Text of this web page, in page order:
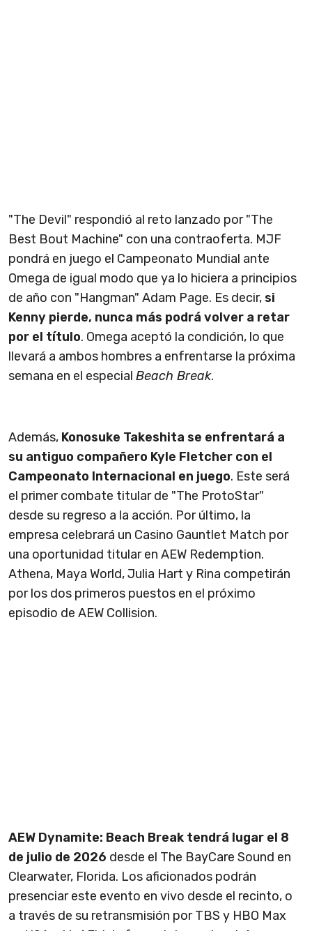
"The Devil" respondió al reto lanzado por "The
Best Bout Machine" con una contraoferta. MJF
pondrá en juego el Campeonato Mundial ante
Omega de igual modo que ya lo hiciera a principios
de año con "Hangman" Adam Page. Es decir,si
Kenny pierde, nunca más podrá volver a retar
por el título. Omega aceptó la condición, lo que
llevará a ambos hombres a enfrentarse la próxima
semana en el especial Beach Break.
Además, Konosuke Takeshita se enfrentará a
su antiguo compañero Kyle Fletcher con el
Campeonato Internacional en juego. Este será
el primer combate titular de "The ProtoStar"
desde su regreso a la acción. Por último, la
empresa celebrará un Casino Gauntlet Match por
una oportunidad titular en AEW Redemption.
Athena, Maya World, Julia Hart y Rina competirán
por los dos primeros puestos en el próximo
episodio de AEW Collision.
AEW Dynamite: Beach Break tendrá lugar el 8
de julio de 2026 desde el The BayCare Sound en
Clearwater, Florida. Los aficionados podrán
presenciar este evento en vivo desde el recinto, o
a través de su retransmisión por TBS y HBO Max